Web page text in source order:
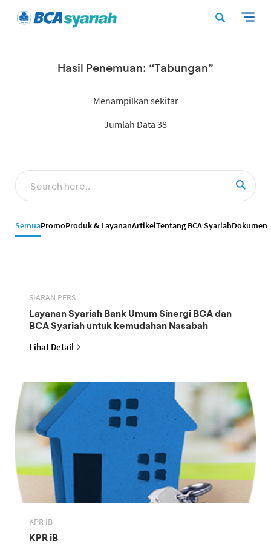
Hasil Penemuan: “Tabungan”
Menampilkan sekitar
Jumlah Data 38
SemuaPromoProduk & LayananArtikelTentang BCA SyariahDokumen
SIARAN PERS
Layanan Syariah Bank Umum Sinergi BCA dan
BCA Syariah untuk kemudahan Nasabah
Lihat Detail
KPR IB
KPR iB